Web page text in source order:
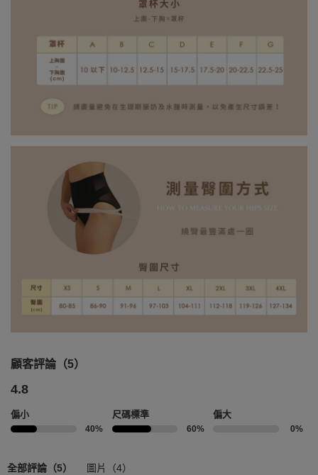
顧客評論（5）
4.8
偏小
40%
尺碼標準
60%
偏大
0%
全部評論（5） 圖片（4）